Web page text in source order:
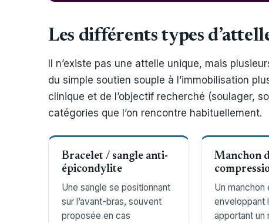
Les différents types
Il n’existe pas une attelle unique, mais
du simple soutien souple à l’immobilisation
clinique et de l’objectif recherché (soulager,
catégories que l’on rencontre habituellement.
Bracelet / sangle anti-
épicondylite
Une sangle se positionnant
sur l’avant-bras, souvent
proposée en cas
Manchon
Un manchon
enveloppant
apportant un